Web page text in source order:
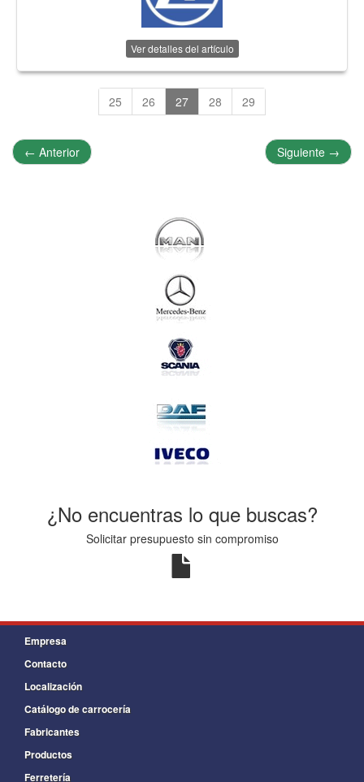
Ver detalles del artículo
25 26 27 28 29
← Anterior Siguiente →
¿No encuentras lo que buscas?
Solicitar presupuesto sin compromiso
Empresa
Contacto
Localización
Catálogo de carrocería
Fabricantes
Productos
Ferretería